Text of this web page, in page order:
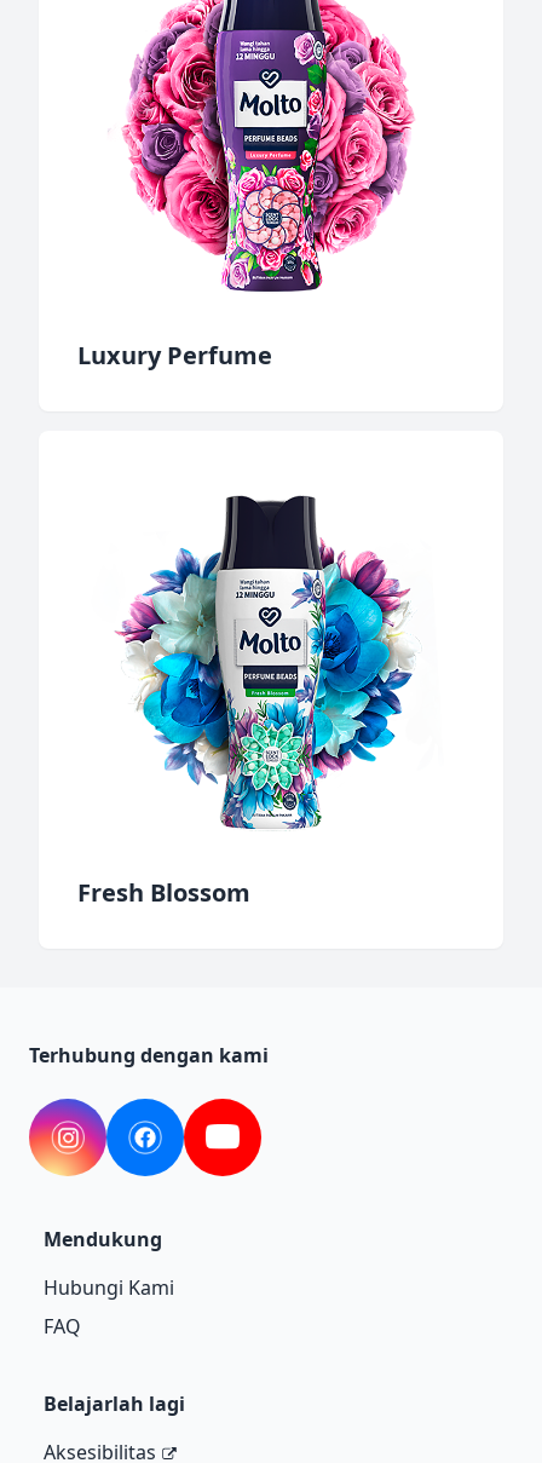
Luxury Perfume
Fresh Blossom
Terhubung dengan kami
InstagramFacebookYouTube
Mendukung
Hubungi Kami
FAQ
Belajarlah lagi
Aksesibilitas